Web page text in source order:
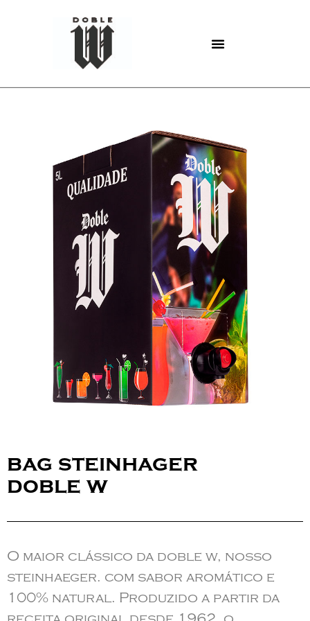
bag steinhager
doble w
O maior clássico da doble w, nosso
steinhaeger. com sabor aromático e
100% natural. Produzido a partir da